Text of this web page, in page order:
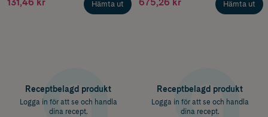
munstycke
Hämta ut Hämta ut
Receptbelagd produkt
Logga in för att se och handla
dina recept.
Receptbelagd produkt
Logga in för att se och handla
dina recept.